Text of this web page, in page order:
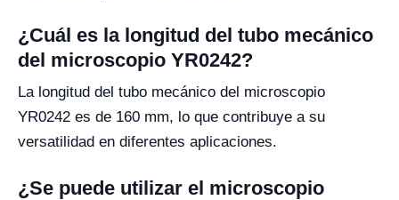
¿Cuál es la longitud del tubo mecánico
del microscopio YR0242?
La longitud del tubo mecánico del microscopio
YR0242 es de 160 mm, lo que contribuye a su
versatilidad en diferentes aplicaciones.
¿Se puede utilizar el microscopio